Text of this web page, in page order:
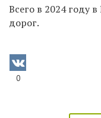
Всего в 2024 году
дорог.
0